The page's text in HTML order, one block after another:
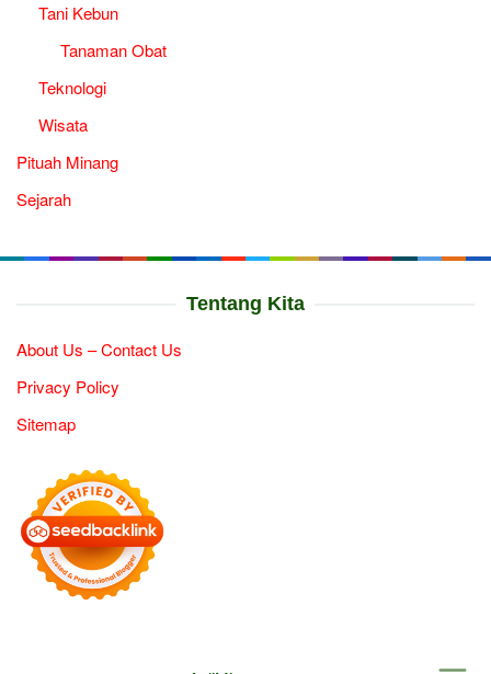
Tani Kebun
Tanaman Obat
Teknologi
Wisata
Pituah Minang
Sejarah
Tentang Kita
About Us – Contact Us
Privacy Policy
Sitemap